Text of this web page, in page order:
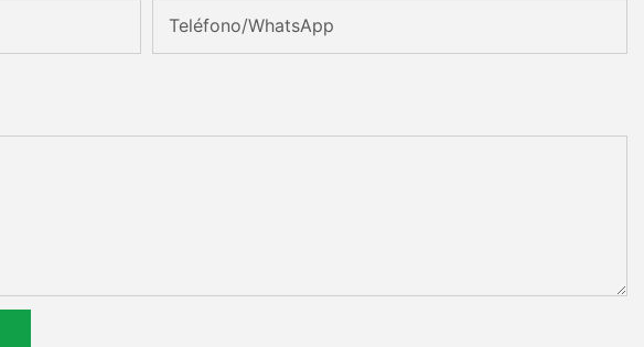
Teléfono/WhatsApp